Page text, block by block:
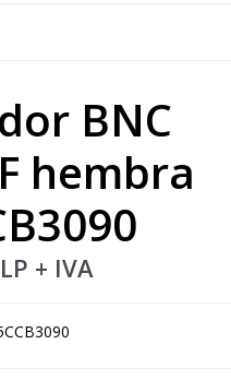
BNC
hembra
+ IVA